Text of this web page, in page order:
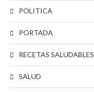
POLITICA
PORTADA
RECETAS SALUDABLES
SALUD